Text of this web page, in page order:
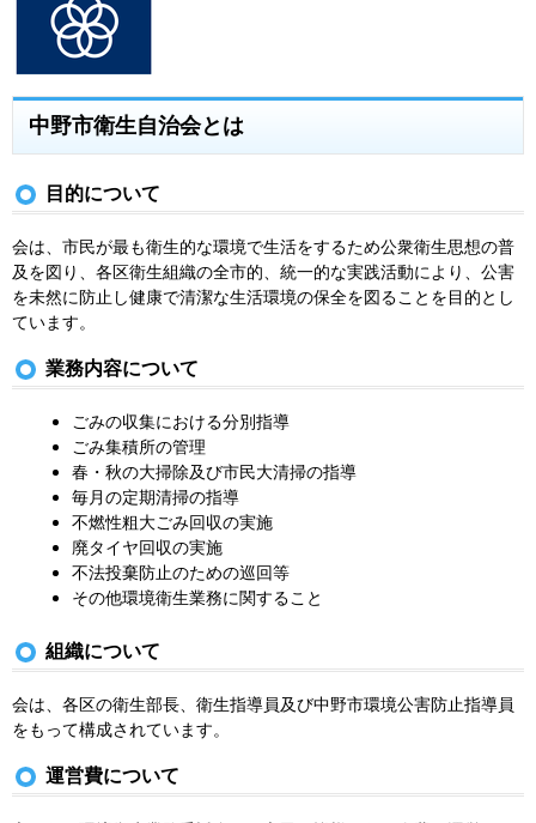
中野市衛生自治会とは
目的について
会は、市民が最も衛生的な環境で生活をするため公衆衛生思想の普
及を図り、各区衛生組織の全市的、統一的な実践活動により、公害
を未然に防止し健康で清潔な生活環境の保全を図ることを目的とし
ています。
業務内容について
ごみの収集における分別指導
ごみ集積所の管理
春・秋の大掃除及び市民大清掃の指導
毎月の定期清掃の指導
不燃性粗大ごみ回収の実施
廃タイヤ回収の実施
不法投棄防止のための巡回等
その他環境衛生業務に関すること
組織について
会は、各区の衛生部長、衛生指導員及び中野市環境公害防止指導員
をもって構成されています。
運営費について